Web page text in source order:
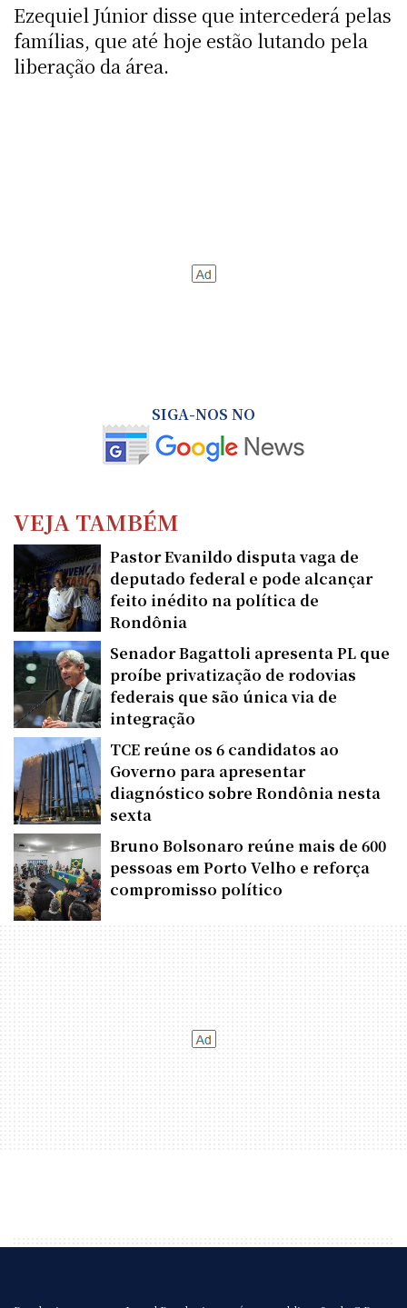
Ezequiel Júnior disse que intercederá pelas
famílias, que até hoje estão lutando pela
liberação da área.
SIGA-NOS NO
VEJA TAMBÉM
Pastor Evanildo disputa vaga de
deputado federal e pode alcançar
feito inédito na política de
Rondônia
Senador Bagattoli apresenta PL que
proíbe privatização de rodovias
federais que são única via de
integração
TCE reúne os 6 candidatos ao
Governo para apresentar
diagnóstico sobre Rondônia nesta
sexta
Bruno Bolsonaro reúne mais de 600
pessoas em Porto Velho e reforça
compromisso político